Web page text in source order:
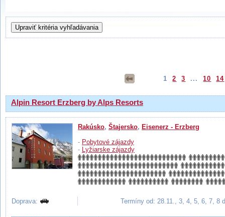
1 2 3 ...10 14
Alpin Resort Erzberg by Alps Resorts
Rakúsko, Štajersko, Eisenerz - Erzberg
- Pobytové zájazdy
- Lyžiarske zájazdy
Doprava: Termíny od: 28.11., 3, 4, 5, 6, 7, 8